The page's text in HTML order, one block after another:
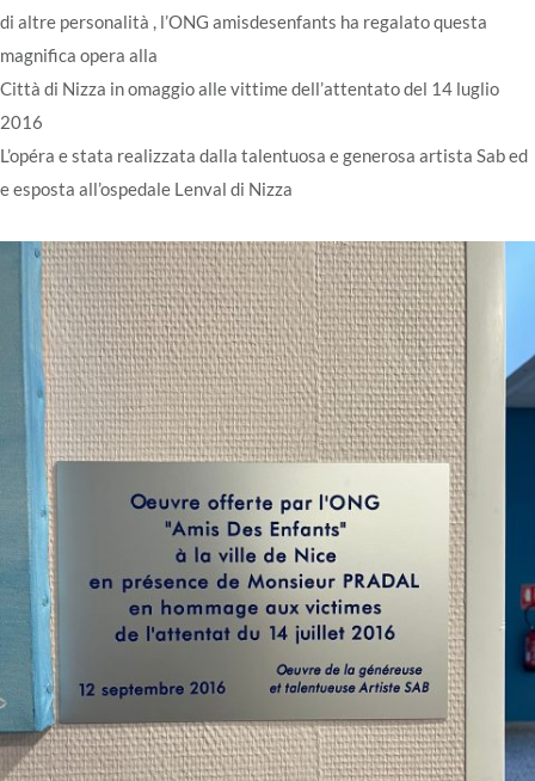
di altre personalità , l’ONG amisdesenfants ha regalato questa
magnifica opera alla
Città di Nizza in omaggio alle vittime dell’attentato del 14 luglio
2016
L’opéra e stata realizzata dalla talentuosa e generosa artista Sab ed
e esposta all’ospedale Lenval di Nizza